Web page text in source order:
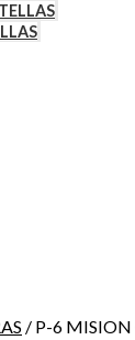
/ P-6